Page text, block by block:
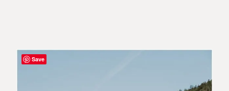
Save